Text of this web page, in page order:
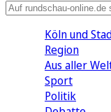
Köln und
Region
Aus aller
Sport
Politik